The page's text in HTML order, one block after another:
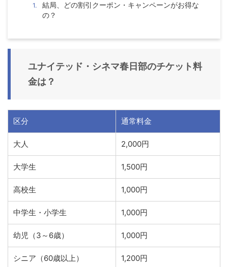
結局、どの割引クーポン・キャンペーンがお得な
の？
ユナイテッド・シネマ春日部のチケット料
金は？
区分 通常料金
大人 2,000円
大学生 1,500円
高校生 1,000円
中学生・小学生 1,000円
幼児（3～6歳） 1,000円
シニア（60歳以上） 1,200円